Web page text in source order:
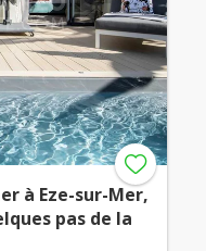
à Eze-sur-Mer,
pas de la